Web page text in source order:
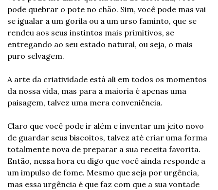
pode quebrar o pote no chão. Sim, você pode mas vai
se igualar a um gorila ou a um urso faminto, que se
rendeu aos seus instintos mais primitivos, se
entregando ao seu estado natural, ou seja, o mais
puro selvagem.
A arte da criatividade está ali em todos os momentos
da nossa vida, mas para a maioria é apenas uma
paisagem, talvez uma mera conveniência.
Claro que você pode ir além e inventar um jeito novo
de guardar seus biscoitos, talvez até criar uma forma
totalmente nova de preparar a sua receita favorita.
Então, nessa hora eu digo que você ainda responde a
um impulso de fome. Mesmo que seja por urgência,
mas essa urgência é que faz com que a sua vontade